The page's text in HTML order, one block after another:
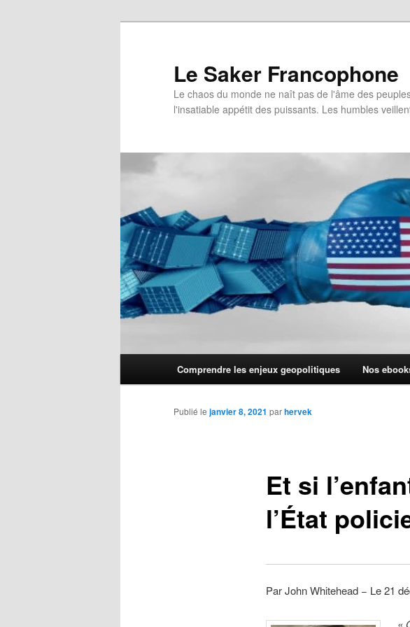
Le Saker Francophone
Le chaos du monde ne naît pas de l'âme des
l'insatiable appétit des puissants. Les humbles
Comprendre les enjeux geopolitiques Nos
Et si
l’État
Publié le janvier 8, 2021 parhervek
Par John Whitehead − Le 21
«